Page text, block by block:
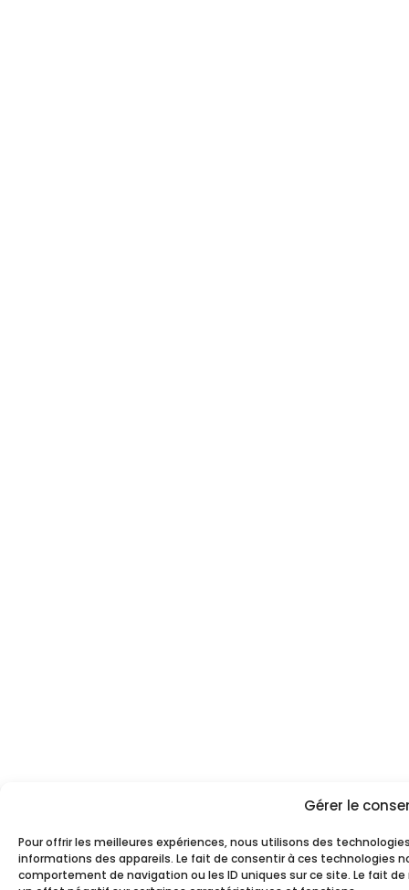
Gérer le
Pour offrir les meilleures expériences, nous utilisons des
informations des appareils. Le fait de consentir à ces technologies
comportement de navigation ou les ID uniques sur ce site. Le fait